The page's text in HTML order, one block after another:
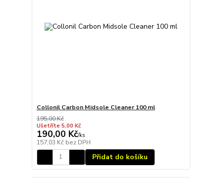
Collonil Carbon Midsole Cleaner 100 ml
195,00 Kč
Ušetříte 5,00 Kč
190,00 Kč/ks
157,03 Kč bez DPH
Přidat do košíku